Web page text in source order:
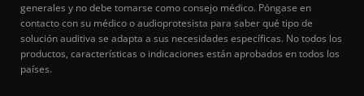
generales y no debe tomarse como consejo médico. Póngase en
contacto con su médico o audioprotesista para saber qué tipo de
solución auditiva se adapta a sus necesidades específicas. No todos los
productos, características o indicaciones están aprobados en todos los
países.